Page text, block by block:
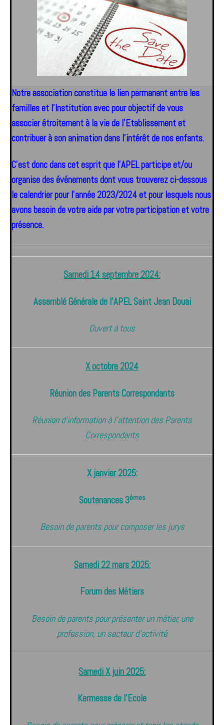
Notre association constitue le lien permanent entre les
familles et l’Institution avec pour objectif de vous
associer étroitement à la vie de l’Etablissement et
contribuer à son animation dans l’intérêt de nos enfants.
C’est donc dans cet esprit que l’APEL participe et/ou
organise des événements dont vous trouverez ci-dessous
le calendrier pour l’année 2023/2024 et pour lesquels nous
avons besoin de votre aide par votre participation et votre
présence.
Samedi 14 septembre 2024:
Assemblé Générale de l’APEL Saint Jean Douai
Ouvert à tous
X octobre 2024
Réunion des Parents Correspondants
Réunion d’information à l’attention des Parents
Correspondants
X janvier 2025:
Soutenances 3èmes
Besoin de parents pour composer les jurys
Samedi 22 mars 2025:
Forum des Métiers
Besoin de parents pour présenter un métier, une
profession, un secteur d’activité
Samedi X juin 2025:
Kermesse de l’Ecole